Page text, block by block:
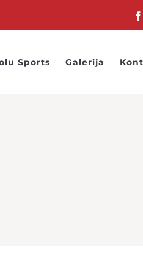
Sports Galerija